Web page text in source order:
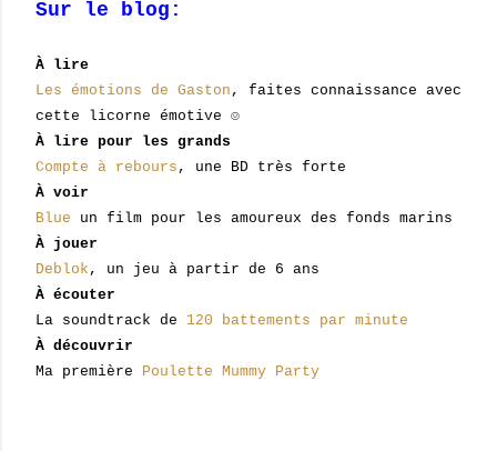
Sur le blog:
À lire
Les émotions de Gaston , faites connaissance avec
cette licorne émotive ☺
À lire pour les grands
Compte à rebours , une BD très forte
À voir
Blue un film pour les amoureux des fonds marins
À jouer
Deblok , un jeu à partir de 6 ans
À écouter
La soundtrack de 120 battements par minute
À découvrir
Ma première Poulette Mummy Party